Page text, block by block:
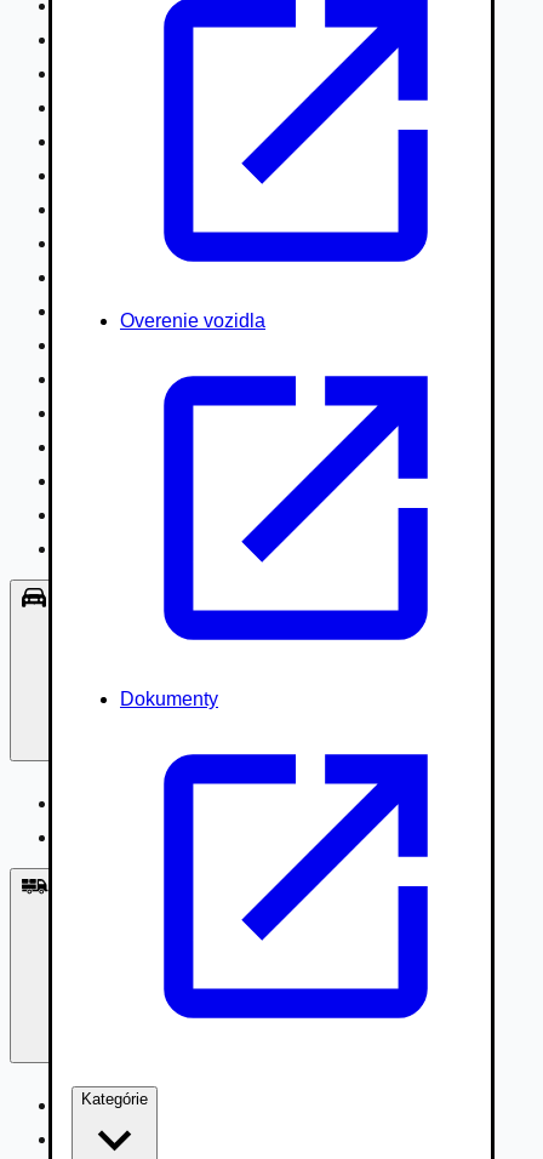
Overenie vozidla
Dokumenty
Kategórie
Nákladné vozidlá nad 7,5t
Vodné/Snežné skútre, štvorkolky
Poľnohospodárske vozidlá / stroje
Hydraulické ruky autožeriavy
Špeciály/nosiče kontajnerov
Návesy/prívesy nadstavby
Lode/člny, lietadlá/vznášadlá
Príslušenstvo, Oblečenie
Nákladné vozidlá 3,5 - 7,5t
Nákladné vozidlá nad 7,5t